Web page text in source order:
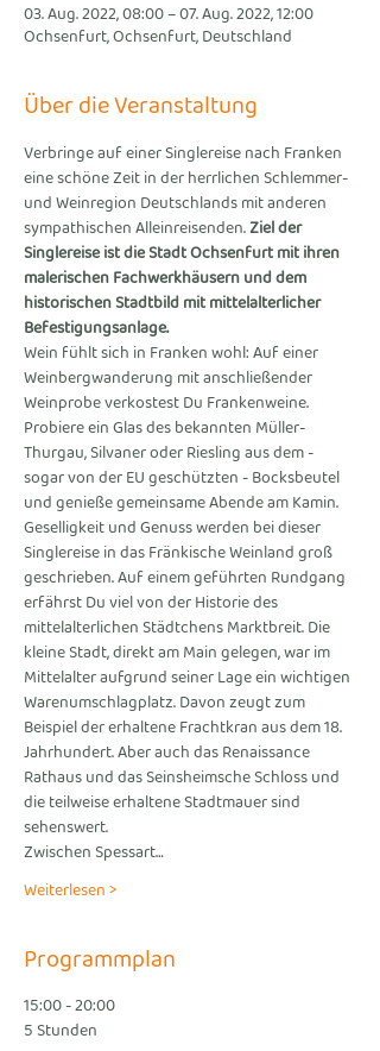
03. Aug. 2022, 08:00 – 07. Aug. 2022, 12:00
Ochsenfurt, Ochsenfurt, Deutschland
Über die Veranstaltung
Verbringe auf einer Singlereise nach Franken
eine schöne Zeit in der herrlichen Schlemmer-
und Weinregion Deutschlands mit anderen
sympathischen Alleinreisenden. Ziel der
Singlereise ist die Stadt Ochsenfurt mit ihren
malerischen Fachwerkhäusern und dem
historischen Stadtbild mit mittelalterlicher
Befestigungsanlage.
Wein fühlt sich in Franken wohl: Auf einer
Weinbergwanderung mit anschließender
Weinprobe verkostest Du Frankenweine.
Probiere ein Glas des bekannten Müller-
Thurgau, Silvaner oder Riesling aus dem -
sogar von der EU geschützten - Bocksbeutel
und genieße gemeinsame Abende am Kamin.
Geselligkeit und Genuss werden bei dieser
Singlereise in das Fränkische Weinland groß
geschrieben. Auf einem geführten Rundgang
erfährst Du viel von der Historie des
mittelalterlichen Städtchens Marktbreit. Die
kleine Stadt, direkt am Main gelegen, war im
Mittelalter aufgrund seiner Lage ein wichtigen
Warenumschlagplatz. Davon zeugt zum
Beispiel der erhaltene Frachtkran aus dem 18.
Jahrhundert. Aber auch das Renaissance
Rathaus und das Seinsheimsche Schloss und
die teilweise erhaltene Stadtmauer sind
sehenswert.
Zwischen Spessart…
Weiterlesen >
Programmplan
15:00 - 20:00
5 Stunden